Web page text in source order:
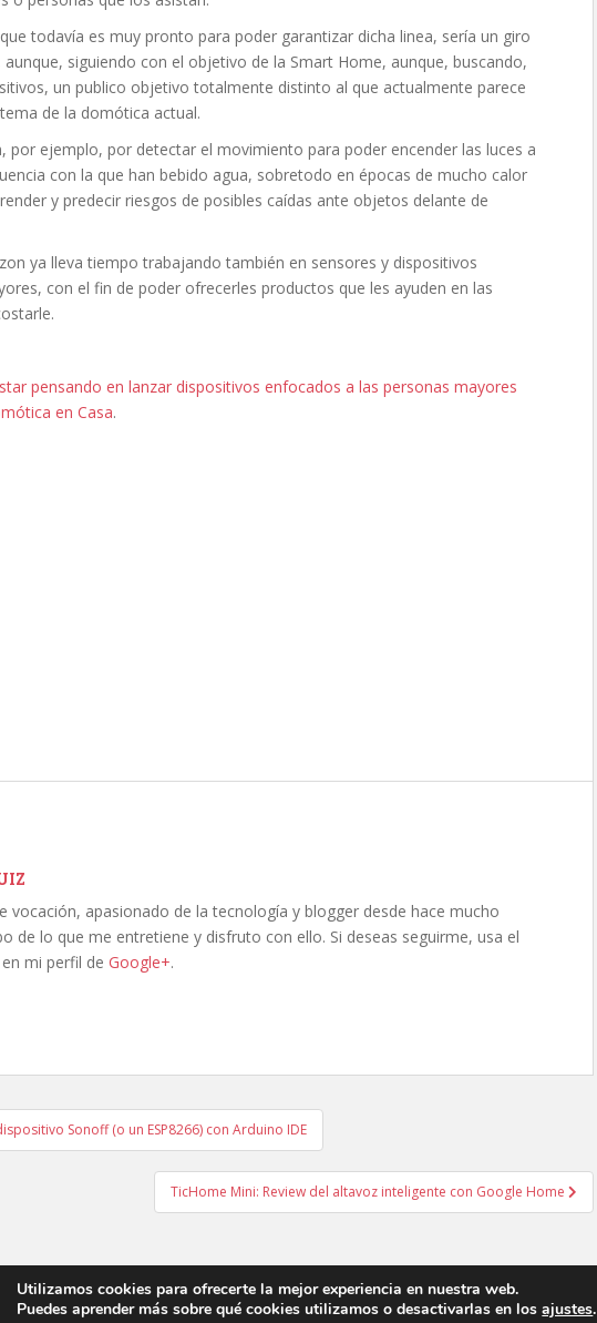
todavía es muy pronto para poder garantizar dicha linea, sería un giro
siguiendo con el objetivo de la Smart Home, aunque, buscando,
un publico objetivo totalmente distinto al que actualmente parece
de la domótica actual.
por ejemplo, por detectar el movimiento para poder encender las luces a
con la que han bebido agua, sobretodo en épocas de mucho calor
y predecir riesgos de posibles caídas ante objetos delante de
ya lleva tiempo trabajando también en sensores y dispositivos
con el fin de poder ofrecerles productos que les ayuden en las
pensando en lanzar dispositivos enfocados a las personas mayores
en Casa.
vocación, apasionado de la tecnología y blogger desde hace mucho
de lo que me entretiene y disfruto con ello. Si deseas seguirme, usa el
mi perfil de Google+.
Sonoff (o un ESP8266) con Arduino IDE
TicHome Mini: Review del altavoz inteligente con Google Home
Utilizamos cookies para ofrecerte la mejor experiencia en nuestra web.
Puedes aprender más sobre qué cookies utilizamos o desactivarlas en losajustes.